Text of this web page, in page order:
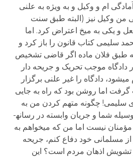
ام و وکیل و به ویژه به علنی
من وکیل نیز (البته طبق سنت
و یکی به میخ اعتراض کرد. اما
سلیمی کتاب قانون را باز کرد و
که طبق فلان ماده اگر قاضی تشخیص
موجب تحریک و جریحه دار
دادگاه را غیر علنی برگزار
اما روشن بود که راه به جایی
سلیمی! چگونه متهم کردن من به
ارتداد و خروج از دین به وسیله شما و جریان وابسته در رسانه­
نیست اما من که می­خواهم به
مسلمانی خود دفاع کنم، جریحه
اذهان مردم است؟ این